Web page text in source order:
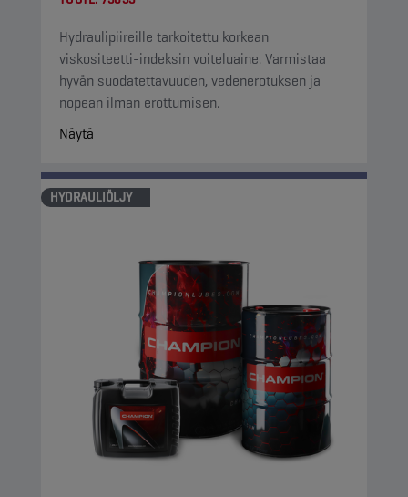
Hydraulipiireille tarkoitettu korkean
viskositeetti-indeksin voiteluaine. Varmistaa
hyvän suodatettavuuden, vedenerotuksen ja
nopean ilman erottumisen.
Näytä
HYDRAULIÖLJY